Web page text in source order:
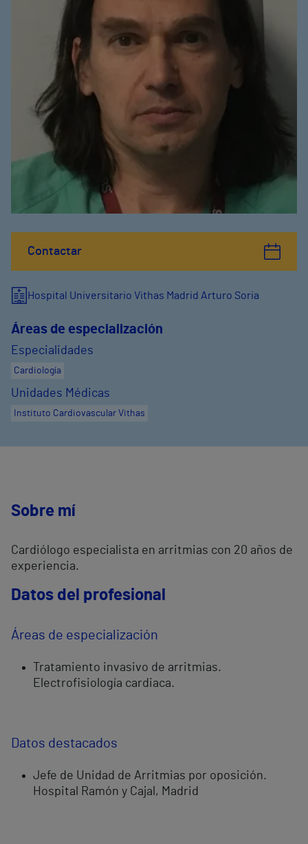
Contactar
Hospital Universitario Vithas Madrid Arturo Soria
Áreas de especialización
Especialidades
Cardiología
Unidades Médicas
Instituto Cardiovascular Vithas
Sobre mí
Cardiólogo especialista en arritmias con 20 años de
experiencia.
Datos del profesional
Áreas de especialización
Tratamiento invasivo de arritmias.
Electrofisiología cardiaca.
Datos destacados
Jefe de Unidad de Arritmias por oposición.
Hospital Ramón y Cajal, Madrid